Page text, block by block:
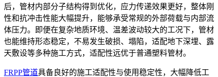
后，管材内部分子结构得到优化，应力传递效果更好，整体刚
性和抗冲击性能大幅提升，能够承受常规的外部荷载与内部流
体压力。即便在复杂地质环境、温差波动较大的工况下，管材
也能维持形态稳定，不易发生破损、塌陷，适配地下深埋、露
天敷设等多种施工方式，适配性远优于普通塑料管材。
FRPP管道具备良好的施工适配性与使用稳定性，大幅降低工